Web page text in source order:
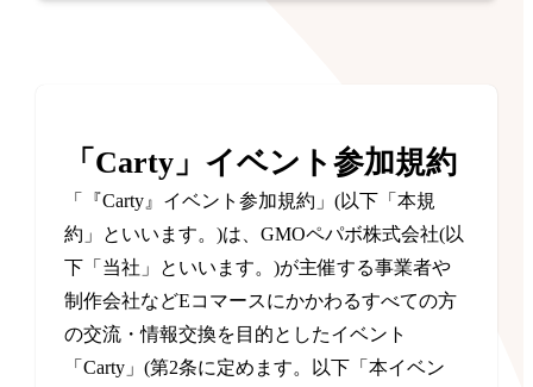
「Carty」イベント参加規約
「『Carty』イベント参加規約」(以下「本規
約」といいます。)は、GMOペパボ株式会社(以
下「当社」といいます。)が主催する事業者や
制作会社などEコマースにかかわるすべての方
の交流・情報交換を目的としたイベント
「Carty」(第2条に定めます。以下「本イベン